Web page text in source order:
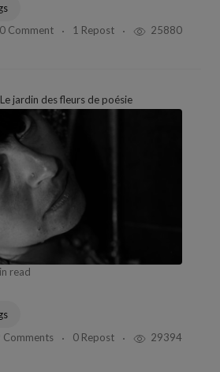
0 Comment 1 Repost 25880
Le jardin des fleurs de poésie
read
Comments 0 Repost 29394